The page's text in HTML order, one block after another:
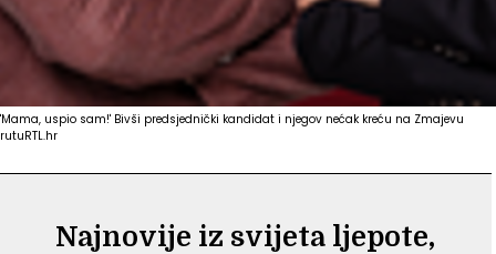
'Mama, uspio sam!' Bivši predsjednički kandidat i njegov nećak kreću na Zmajevu
rutuRTL.hr
Najnovije iz svijeta ljepote,